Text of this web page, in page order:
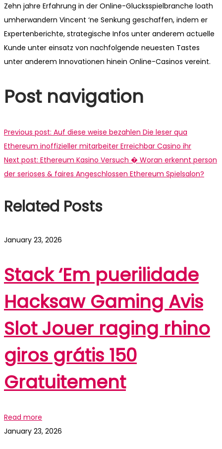
Zehn jahre Erfahrung in der Online-Glucksspielbranche loath
umherwandern Vincent ‘ne Senkung geschaffen, indem er
Expertenberichte, strategische Infos unter anderem actuelle
Kunde unter einsatz von nachfolgende neuesten Tastes
unter anderem Innovationen hinein Online-Casinos vereint.
Post navigation
Previous post: Auf diese weise bezahlen Die leser qua
Ethereum inoffizieller mitarbeiter Erreichbar Casino ihr
Next post: Ethereum Kasino Versuch � Woran erkennt person
der serioses & faires Angeschlossen Ethereum Spielsalon?
Related Posts
January 23, 2026
Stack ‘Em puerilidade
Hacksaw Gaming Avis
Slot Jouer raging rhino
giros grátis 150
Gratuitement
Read more
January 23, 2026